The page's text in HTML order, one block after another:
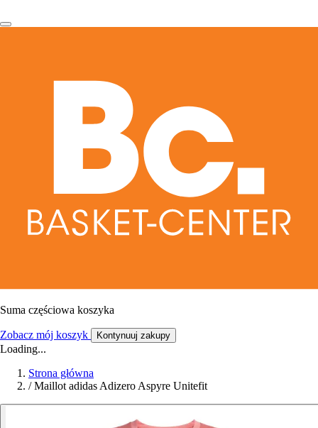
Suma częściowa koszyka
Zobacz mój koszyk Kontynuuj zakupy
Loading...
Strona główna
/ Maillot adidas Adizero Aspyre Unitefit